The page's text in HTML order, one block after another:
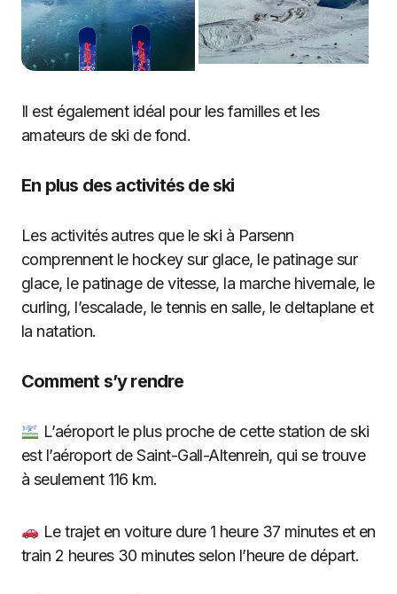
Il est également idéal pour les familles et les
amateurs de ski de fond.
En plus des activités de ski
Les activités autres que le ski à Parsenn
comprennent le hockey sur glace, le patinage sur
glace, le patinage de vitesse, la marche hivernale, le
curling, l’escalade, le tennis en salle, le deltaplane et
la natation.
Comment s’y rendre
L’aéroport le plus proche de cette station de ski
est l’aéroport de Saint-Gall-Altenrein, qui se trouve
à seulement 116 km.
Le trajet en voiture dure 1 heure 37 minutes et en
train 2 heures 30 minutes selon l’heure de départ.